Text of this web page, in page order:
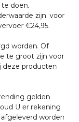
doen.
zijn: voor
€24,95.
worden. Of
te groot zijn voor
deze producten
gelden
U er rekening
worden